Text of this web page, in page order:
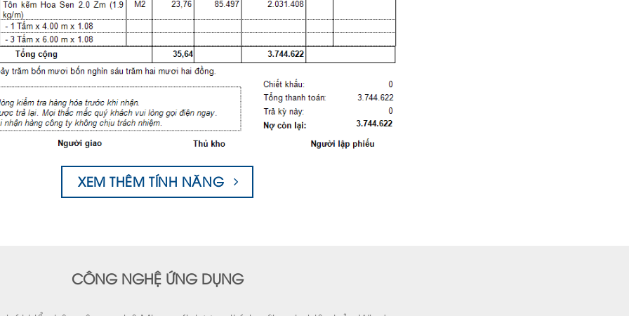
XEM THÊM TÍNH NĂNG
CÔNG NGHỆ ỨNG DỤNG